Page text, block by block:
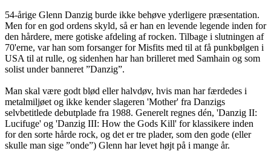
54-årige Glenn Danzig burde ikke behøve yderligere præsentation.
Men for en god ordens skyld, så er han en levende legende inden for
den hårdere, mere gotiske afdeling af rocken. Tilbage i slutningen af
70'erne, var han som forsanger for Misfits med til at få punkbølgen i
USA til at rulle, og sidenhen har han brilleret med Samhain og som
solist under banneret ”Danzig”.
Man skal være godt blød eller halvdøv, hvis man har færdedes i
metalmiljøet og ikke kender slageren 'Mother' fra Danzigs
selvbetitlede debutplade fra 1988. Generelt regnes dén, 'Danzig II:
Lucifuge' og 'Danzig III: How the Gods Kill' for klassikere inden
for den sorte hårde rock, og det er tre plader, som den gode (eller
skulle man sige ”onde”) Glenn har levet højt på i mange år.